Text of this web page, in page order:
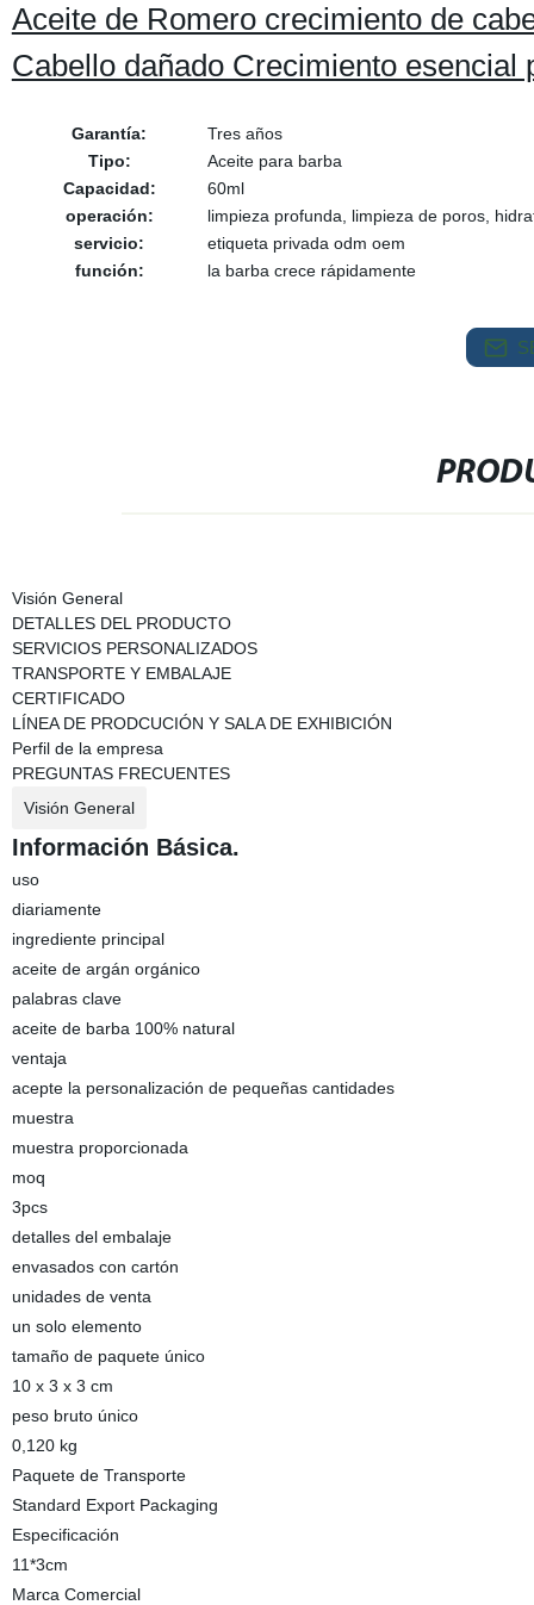
Aceite de Romero crecimiento de
Cabello dañado Crecimiento
Garantía:
Tres años
Tipo:
Aceite para barba
Capacidad:
60ml
operación:
limpieza profunda, limpieza de poros,
servicio:
etiqueta privada odm oem
función:
la barba crece rápidamente
Visión General
DETALLES DEL PRODUCTO
SERVICIOS PERSONALIZADOS
TRANSPORTE Y EMBALAJE
CERTIFICADO
LÍNEA DE PRODCUCIÓN Y SALA DE EXHIBICIÓN
Perfil de la empresa
PREGUNTAS FRECUENTES
Visión General
Información Básica.
uso
diariamente
ingrediente principal
aceite de argán orgánico
palabras clave
aceite de barba 100% natural
ventaja
acepte la personalización de pequeñas cantidades
muestra
muestra proporcionada
moq
3pcs
detalles del embalaje
envasados con cartón
unidades de venta
un solo elemento
tamaño de paquete único
10 x 3 x 3 cm
peso bruto único
0,120 kg
Paquete de Transporte
Standard Export Packaging
Especificación
11*3cm
Marca Comercial